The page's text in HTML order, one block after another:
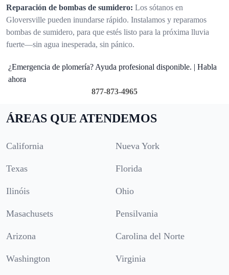
Reparación de bombas de sumidero: Los sótanos en
Gloversville pueden inundarse rápido. Instalamos y reparamos
bombas de sumidero, para que estés listo para la próxima lluvia
fuerte—sin agua inesperada, sin pánico.
¿Emergencia de plomería? Ayuda profesional disponible. | Habla
ahora
877-873-4965
ÁREAS QUE ATENDEMOS
California Nueva York
Texas Florida
Ilinóis Ohio
Masachusets Pensilvania
Arizona Carolina del Norte
Washington Virginia